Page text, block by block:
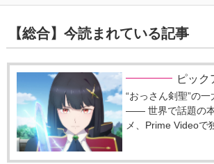
【総合】今読まれている記事
ピック
“おっさん剣聖”の
―― 世界で話題の
メ、Prime Videoで